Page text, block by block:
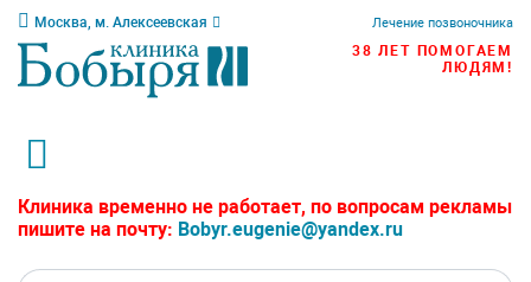
Москва, м. Алексеевская Лечение позвоночника
38 ЛЕТ ПОМОГАЕМ
ЛЮДЯМ!
Клиника временно не работает, по вопросам рекламы
пишите на почту: Bobyr.eugenie@yandex.ru